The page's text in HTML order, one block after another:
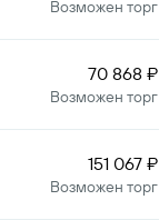
Возможен торг
70 868 ₽
Возможен торг
151 067 ₽
Возможен торг